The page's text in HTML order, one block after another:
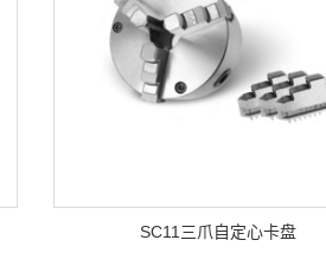
SC11三爪自定心卡盘